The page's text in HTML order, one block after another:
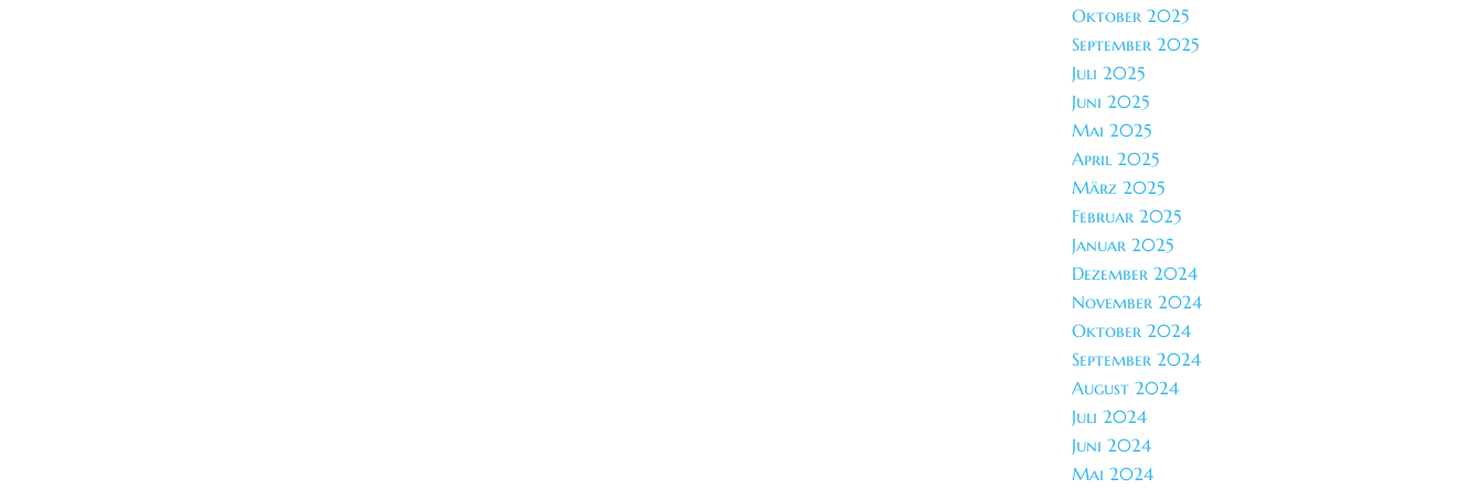
Oktober 2025
September 2025
Juli 2025
Juni 2025
Mai 2025
April 2025
März 2025
Februar 2025
Januar 2025
Dezember 2024
November 2024
Oktober 2024
September 2024
August 2024
Juli 2024
Juni 2024
Mai 2024